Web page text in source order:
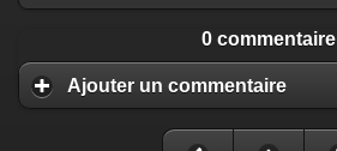
0 commentaire
Ajouter un commentaire